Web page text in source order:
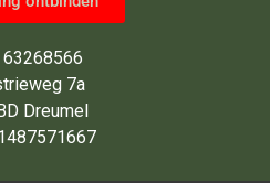
63268566
7a
Dreumel